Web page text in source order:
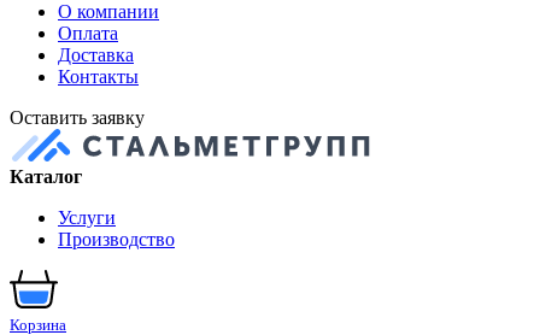
О компании
Оплата
Доставка
Контакты
Оставить заявку
Каталог
Услуги
Производство
Корзина